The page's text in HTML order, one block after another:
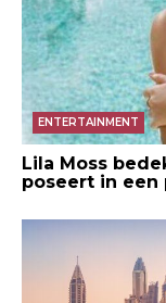
ENTERTAINMENT
Lila Moss
poseert in